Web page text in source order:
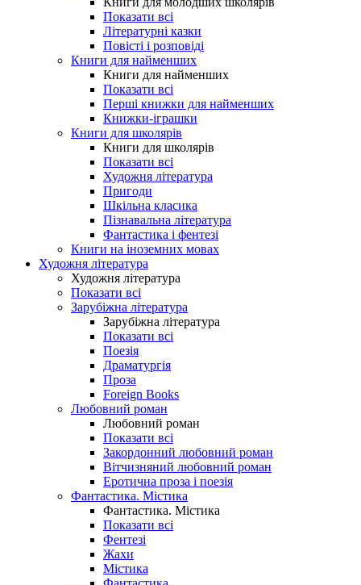
Показати всі
Літературні казки
Повісті і розповіді
Книги для найменших
Книги для найменших
Показати всі
Перші книжки для найменших
Книжки-іграшки
Книги для школярів
Книги для школярів
Показати всі
Художня література
Пригоди
Шкільна класика
Пізнавальна література
Фантастика і фентезі
Книги на іноземних мовах
Художня література
Художня література
Показати всі
Зарубіжна література
Зарубіжна література
Показати всі
Поезія
Драматургія
Проза
Foreign Books
Любовний роман
Любовний роман
Показати всі
Закордонний любовний роман
Вітчизняний любовний роман
Еротична проза і поезія
Фантастика. Містика
Фантастика. Містика
Показати всі
Фентезі
Жахи
Містика